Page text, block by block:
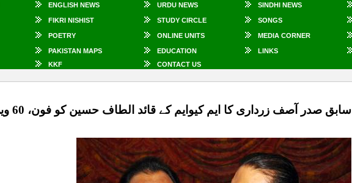
ENGLISH NEWS URDU NEWS SINDHI NEWS
FIKRI NISHIST STUDY CIRCLE SONGS
POETRY ONLINE UNITS MEDIA CORNER
PAKISTAN MAPS EDUCATION LINKS
KKF CONTACT US
سابق صدر آصف زرداری کا ایم کیوایم کے قائد الطاف حسین کو فون، 60 ویں سالگرہ کی مبارکباد پیش کی